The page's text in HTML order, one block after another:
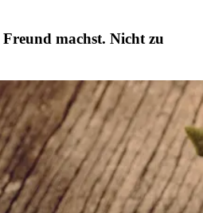
machst. Nicht zu